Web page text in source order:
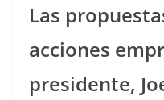
Las
acciones
presidente,